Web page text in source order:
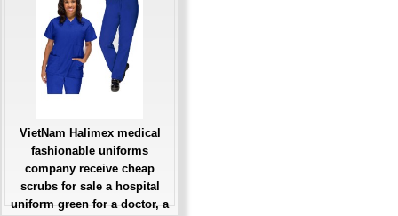
Đặt hàng
VietNam Halimex medical
fashionable uniforms
company receive cheap
scrubs for sale a hospital
uniform green for a doctor, a